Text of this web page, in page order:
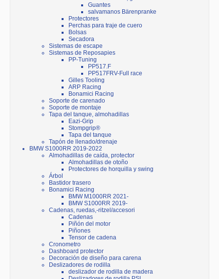
Guantes
salvamanos Bärenpranke
Protectores
Perchas para traje de cuero
Bolsas
Secadora
Sistemas de escape
Sistemas de Reposapies
PP-Tuning
PP517.F
PP517FRV-Full race
Gilles Tooling
ARP Racing
Bonamici Racing
Soporte de carenado
Soporte de montaje
Tapa del tanque, almohadillas
Eazi-Grip
Stompgrip®
Tapa del tanque
Tapón de llenado/drenaje
BMW S1000RR 2019-2022
Almohadillas de caída, protector
Almohadillas de otoño
Protectores de horquilla y swing
Árbol
Bastidor trasero
Bonamici Racing
BMW M1000RR 2021-
BMW S1000RR 2019-
Cadenas, ruedas,-ritzel/accesori
Cadenas
Piñón del motor
Piñones
Tensor de cadena
Cronometro
Dashboard protector
Decoración de diseño para carena
Deslizadores de rodilla
deslizador de rodilla de madera